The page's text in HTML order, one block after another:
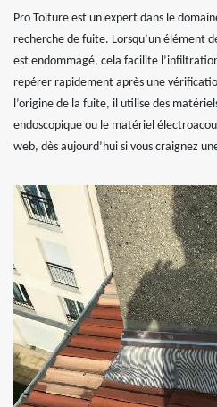
Pro Toiture est un expert dans le
recherche de fuite. Lorsqu’un élément
est endommagé, cela facilite
repérer rapidement après une
l’origine de la fuite, il utilise des
endoscopique ou le matériel
web, dès aujourd’hui si vous craignez